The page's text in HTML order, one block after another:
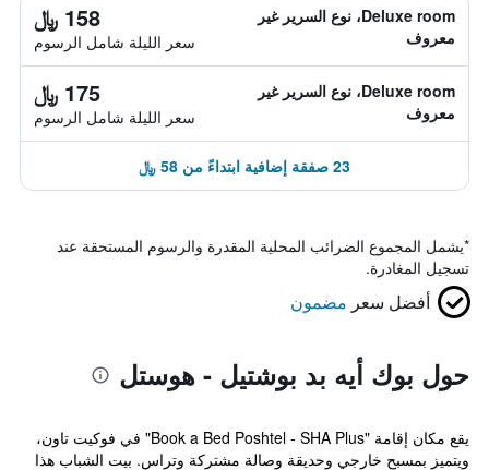
Deluxe room، نوع السرير غير
معروف
158 ﷼
سعر الليلة شامل الرسوم
Deluxe room، نوع السرير غير
معروف
175 ﷼
سعر الليلة شامل الرسوم
23 صفقة إضافية ابتداءً من 58 ﷼
*يشمل المجموع الضرائب المحلية المقدرة والرسوم المستحقة عند
تسجيل المغادرة.
أفضل سعر مضمون
حول بوك أيه بد بوشتيل - هوستل
يقع مكان إقامة "Book a Bed Poshtel - SHA Plus" في فوكيت تاون،
ويتميز بمسبح خارجي وحديقة وصالة مشتركة وتراس. بيت الشباب هذا